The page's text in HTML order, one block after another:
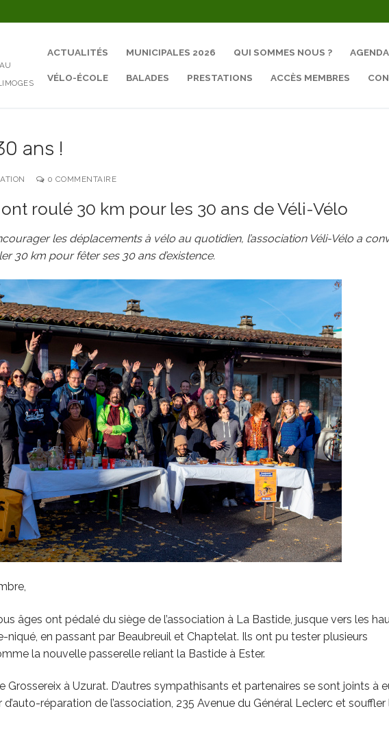
ACTUALITÉS MUNICIPALES 2026 QUI SOMMES NOUS ? AGENDA
VÉLO-ÉCOLE BALADES PRESTATIONS ACCÈS MEMBRES
ans !
0 COMMENTAIRE
roulé 30 km pour les 30 ans de Véli-Vélo
les déplacements à vélo au quotidien, l’association Véli-Vélo a
30 km pour fêter ses 30 ans d’existence.
âges ont pédalé du siège de l’association à La Bastide, jusque vers les
en passant par Beaubreuil et Chaptelat. Ils ont pu tester plusieurs
la nouvelle passerelle reliant la Bastide à Ester.
Grossereix à Uzurat. D’autres sympathisants et partenaires se sont joints à
réparation de l’association, 235 Avenue du Général Leclerc et souffler